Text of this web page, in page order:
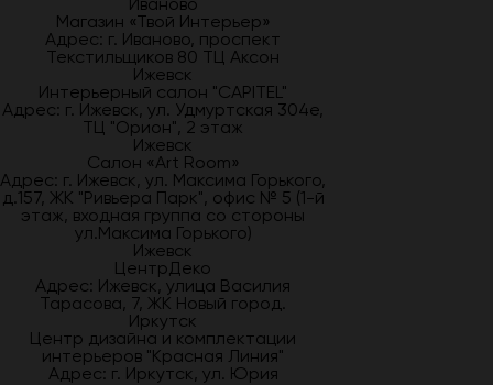
Магазин «Твой Интерьер»
Адрес: г. Иваново, проспект
Текстильщиков 80 ТЦ Аксон
Ижевск
Интерьерный салон "CAPITEL"
Адрес: г. Ижевск, ул. Удмуртская 304е,
ТЦ "Орион", 2 этаж
Ижевск
Салон «Art Room»
Адрес: г. Ижевск, ул. Максима Горького,
д.157, ЖК "Ривьера Парк", офис № 5 (1-й
этаж, входная группа со стороны
ул.Максима Горького)
Ижевск
ЦентрДеко
Адрес: Ижевск, улица Василия
Тарасова, 7, ЖК Новый город.
Иркутск
Центр дизайна и комплектации
интерьеров "Красная Линия"
Адрес: г. Иркутск, ул. Юрия